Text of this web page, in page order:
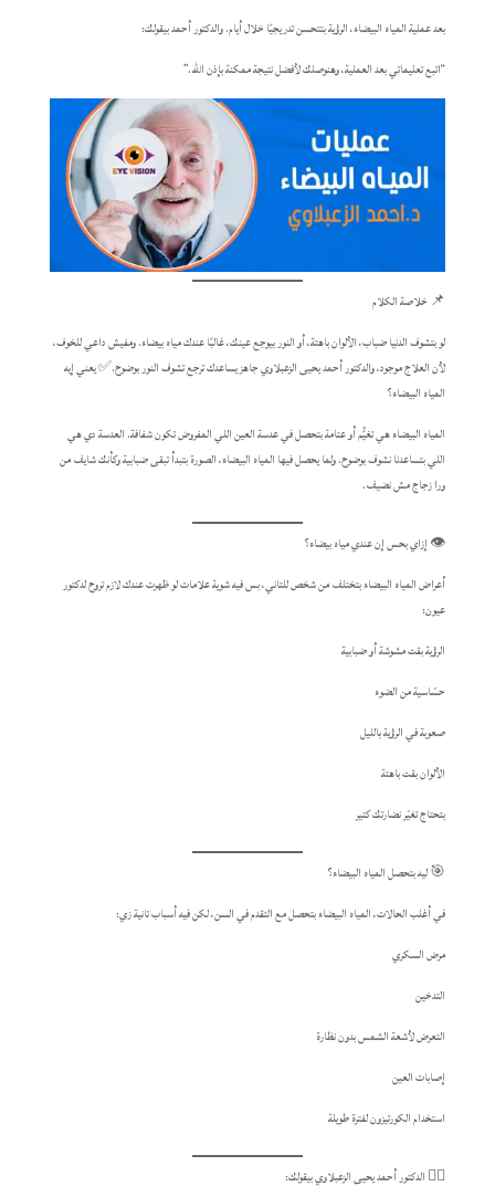
بعد عملية المياه البيضاء، الرؤية بتتحسن تدريجيًا خلال أيام. والدكتور أحمد بيقولك:
“اتبع تعليماتي بعد العملية، وهنوصلك لأفضل نتيجة ممكنة بإذن الله.”
📌 خلاصة الكلام
لو بتشوف الدنيا ضباب، الألوان باهتة، أو النور بيوجع عينك، غالبًا عندك مياه بيضاء. ومفيش داعي للخوف،
لأن العلاج موجود، والدكتور أحمد يحيى الزعبلاوي جاهز يساعدك ترجع تشوف النور بوضوح.✅ يعني إيه
المياه البيضاء؟
المياه البيضاء هي تغيُّم أو عتامة بتحصل في عدسة العين اللي المفروض تكون شفافة. العدسة دي هي
اللي بتساعدنا نشوف بوضوح. ولما يحصل فيها المياه البيضاء، الصورة بتبدأ تبقى ضبابية وكأنك شايف من
ورا زجاج مش نضيف.
👁️ إزاي بحس إن عندي مياه بيضاء؟
أعراض المياه البيضاء بتختلف من شخص للتاني، بس فيه شوية علامات لو ظهرت عندك لازم تروح لدكتور
عيون:
الرؤية بقت مشوشة أو ضبابية
حسّاسية من الضوء
صعوبة في الرؤية بالليل
الألوان بقت باهتة
بتحتاج تغيّر نضارتك كتير
🎯 ليه بتحصل المياه البيضاء؟
في أغلب الحالات، المياه البيضاء بتحصل مع التقدم في السن، لكن فيه أسباب تانية زي:
مرض السكري
التدخين
التعرض لأشعة الشمس بدون نظارة
إصابات العين
استخدام الكورتيزون لفترة طويلة
👨‍⚕️ الدكتور أحمد يحيى الزعبلاوي بيقولك: